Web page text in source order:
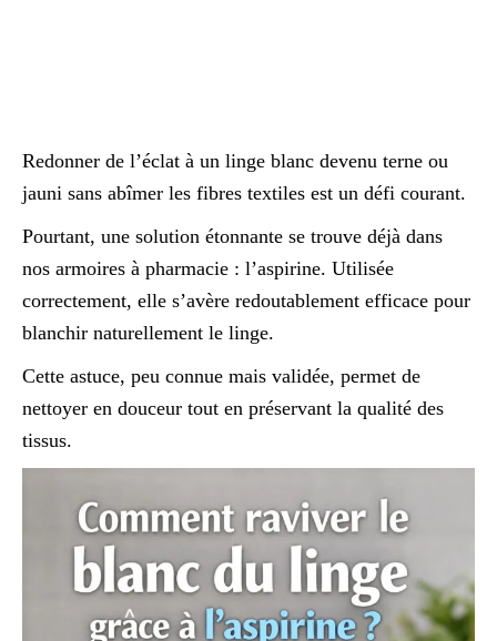
Redonner de l’éclat à un linge blanc devenu terne ou
jauni sans abîmer les fibres textiles est un défi courant.
Pourtant, une solution étonnante se trouve déjà dans
nos armoires à pharmacie : l’aspirine. Utilisée
correctement, elle s’avère redoutablement efficace pour
blanchir naturellement le linge.
Cette astuce, peu connue mais validée, permet de
nettoyer en douceur tout en préservant la qualité des
tissus.